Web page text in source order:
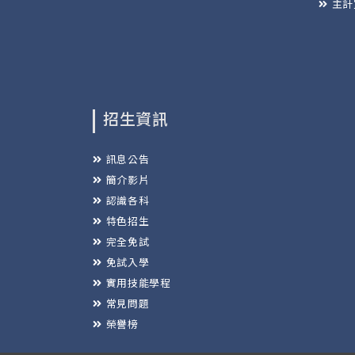
主
招生資訊
訊息公告
簡介影片
認識各科
特色招生
完全免試
免試入學
實用技能學程
常見問題
榮譽榜